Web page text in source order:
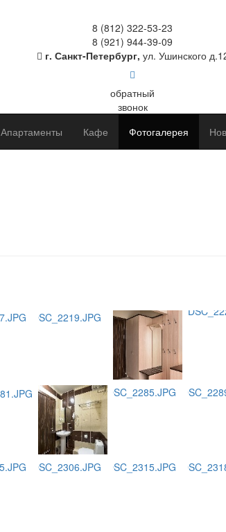
8 (812) 322-53-23
8 (921) 944-39-09
г. Санкт-Петербург, ул. Ушинского
обратный
звонок
Апартаменты Кафе Фотогалерея